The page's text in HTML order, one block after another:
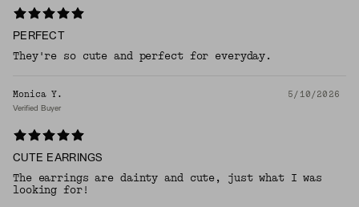
PERFECT
They're so cute and perfect for everyday.
Monica Y. 5/10/2026
Verified Buyer
CUTE EARRINGS
The earrings are dainty and cute, just what I was
looking for!